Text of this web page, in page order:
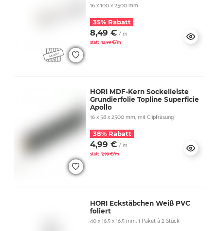
16 x 100 x 2500 mm
35% Rabatt
8,49 € / m
statt 12,99 €/m
HORI MDF-Kern Sockelleiste
Grundierfolie Topline Superficie
Apollo
16 x 58 x 2500 mm, mit Clipfräsung
38% Rabatt
4,99 € / m
statt 7,99 €/m
HORI Eckstäbchen Weiß PVC
foliert
40 x 16,5 x 16,5 mm, 1 Paket à 2 Stück